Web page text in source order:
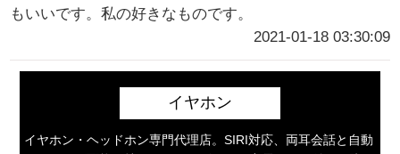
もいいです。私の好きなものです。
2021-01-18 03:30:09
イヤホン
イヤホン・ヘッドホン専門代理店。SIRI対応、両耳会話と自動